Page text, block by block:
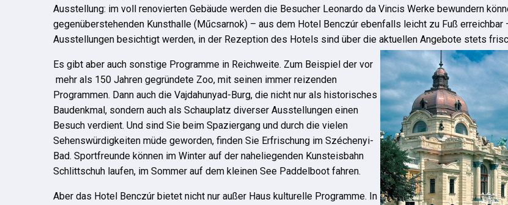
Ausstellung: im voll renovierten Gebäude werden die Besucher Leonardo da Vincis Werke bewundern
gegenüberstehenden Kunsthalle (Műcsarnok) – aus dem Hotel Benczúr ebenfalls leicht zu Fuß erreichbar
Ausstellungen besichtigt werden, in der Rezeption des Hotels sind über die aktuellen Angebote stets
Es gibt aber auch sonstige Programme in Reichweite. Zum Beispiel der vor
mehr als 150 Jahren gegründete Zoo, mit seinen immer reizenden
Programmen. Dann auch die Vajdahunyad-Burg, die nicht nur als historisches
Baudenkmal, sondern auch als Schauplatz diverser Ausstellungen einen
Besuch verdient. Und sind Sie beim Spaziergang und durch die vielen
Sehenswürdigkeiten müde geworden, finden Sie Erfrischung im Széchenyi-
Bad. Sportfreunde können im Winter auf der naheliegenden Kunsteisbahn
Schlittschuh laufen, im Sommer auf dem kleinen See Paddelboot fahren.
Aber das Hotel Benczúr bietet nicht nur außer Haus kulturelle Programme. In